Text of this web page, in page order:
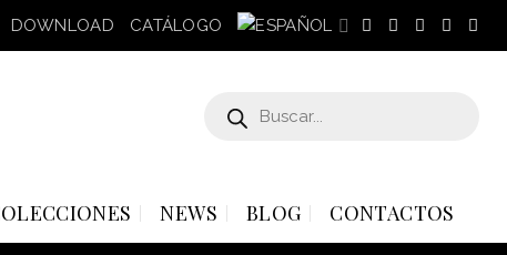
DOWNLOAD CATÁLOGO
productos
NEWS BLOG CONTACTOS